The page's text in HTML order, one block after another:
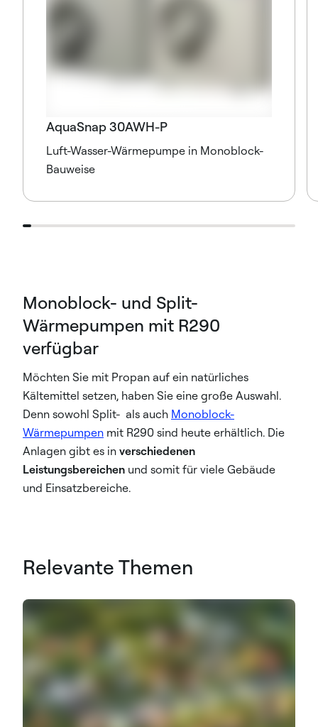
AquaSnap 30AWH-P
Luft-Wasser-Wärmepumpe in Monoblock-
Bauweise
Monoblock- und Split-
Wärmepumpen mit R290
verfügbar
Möchten Sie mit Propan auf ein natürliches
Kältemittel setzen, haben Sie eine große Auswahl.
Denn sowohl Split- als auch Monoblock-
Wärmepumpen mit R290 sind heute erhältlich. Die
Anlagen gibt es in verschiedenen
Leistungsbereichen und somit für viele Gebäude
und Einsatzbereiche.
Relevante Themen